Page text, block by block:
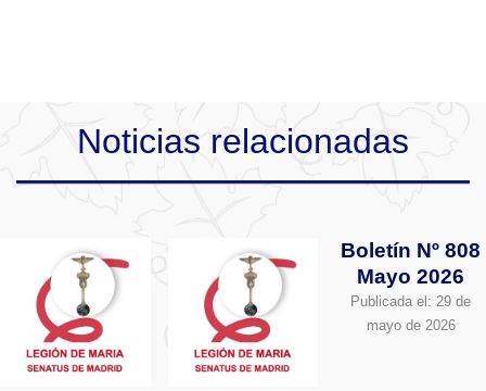
Noticias relacionadas
Boletín Nº 808
Mayo 2026
Publicada el: 29 de
mayo de 2026